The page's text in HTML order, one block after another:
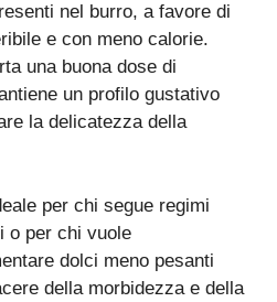
nel burro, a favore di
e con meno calorie.
una buona dose di
un profilo gustativo
la delicatezza della
per chi segue regimi
o per chi vuole
dolci meno pesanti
della morbidezza e della